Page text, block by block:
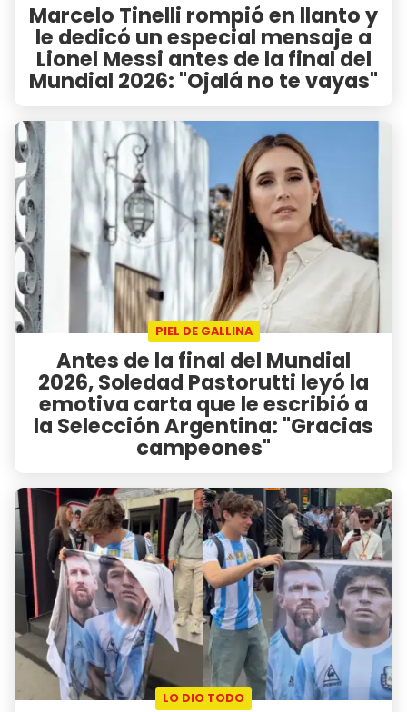
Marcelo Tinelli rompió en llanto y
le dedicó un especial mensaje a
Lionel Messi antes de la final del
Mundial 2026: "Ojalá no te vayas"
PIEL DE GALLINA
Antes de la final del Mundial
2026, Soledad Pastorutti leyó la
emotiva carta que le escribió a
la Selección Argentina: "Gracias
campeones"
LO DIO TODO